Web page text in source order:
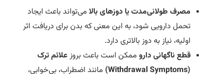
مصرف طولانی‌مدت یا دوزهای بالامی‌تواند باعث ایجاد
تحمل دارویی شود، به این معنی که بدن برای دریافت اثر
اولیه، نیاز به دوز بالاتری دارد.
قطع ناگهانی داروممکن است باعث بروز علائم ترک
مانند اضطراب، بی‌خوابی،